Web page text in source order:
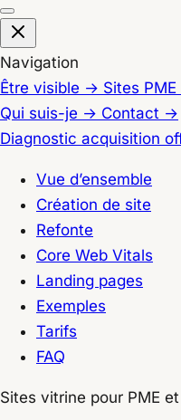
Navigation
Être visible → Sites PME
Qui suis-je → Contact →
Diagnostic acquisition
Vue d’ensemble
Création de site
Refonte
Core Web Vitals
Landing pages
Exemples
Tarifs
FAQ
Sites vitrine pour PME